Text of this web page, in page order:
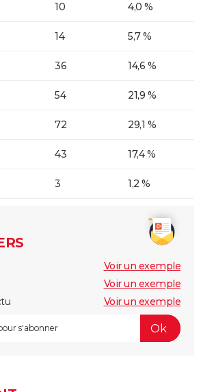
10 4,0 %
14 5,7 %
36 14,6 %
54 21,9 %
72 29,1 %
43 17,4 %
3 1,2 %
Voir un exemple
Voir un exemple
Voir un exemple